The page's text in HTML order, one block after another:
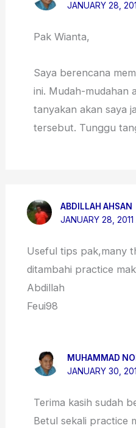
JANUARY 28,
Pak Wianta,
Saya berencana
ini. Mudah-mudahan
tanyakan akan saya
tersebut. Tunggu
ABDILLAH AHSAN
JANUARY 28, 2011
Useful tips pak,many
ditambahi practice
Abdillah
Feui98
MUHAMMAD
JANUARY 30,
Terima kasih sudah
Betul sekali practice